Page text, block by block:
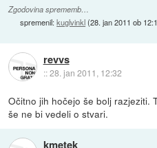
Zgodovina sprememb…
spremenil:kuglvinkl(28. jan 2011 ob
revvs
::28. jan 2011, 12:32
Očitno jih hočejo še bolj razjeziti.
še ne bi vedeli o stvari.
kmetek